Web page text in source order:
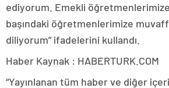
ediyorum. Emekli
başındaki öğretmenlerimize
diliyorum” ifadelerini kullandı.
Haber Kaynak : HABERTURK.COM
“Yayınlanan tüm haber ve diğer